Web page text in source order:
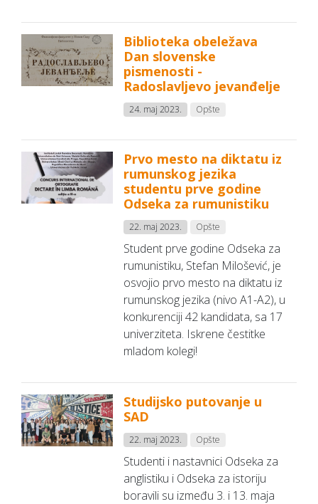
Biblioteka obeležava
Dan slovenske
pismenosti -
Radoslavljevo jevanđelje
24. maj 2023. Opšte
Prvo mesto na diktatu iz
rumunskog jezika
studentu prve godine
Odseka za rumunistiku
22. maj 2023. Opšte
Student prve godine Odseka za
rumunistiku, Stefan Milošević, je
osvojio prvo mesto na diktatu iz
rumunskog jezika (nivo A1-A2), u
konkurenciji 42 kandidata, sa 17
univerziteta. Iskrene čestitke
mladom kolegi!
Studijsko putovanje u
SAD
22. maj 2023. Opšte
Studenti i nastavnici Odseka za
anglistiku i Odseka za istoriju
boravili su između 3. i 13. maja